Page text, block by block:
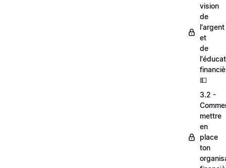
vision
de
l'argent
et
de
💵
3.2 -
mettre
en
place
ton